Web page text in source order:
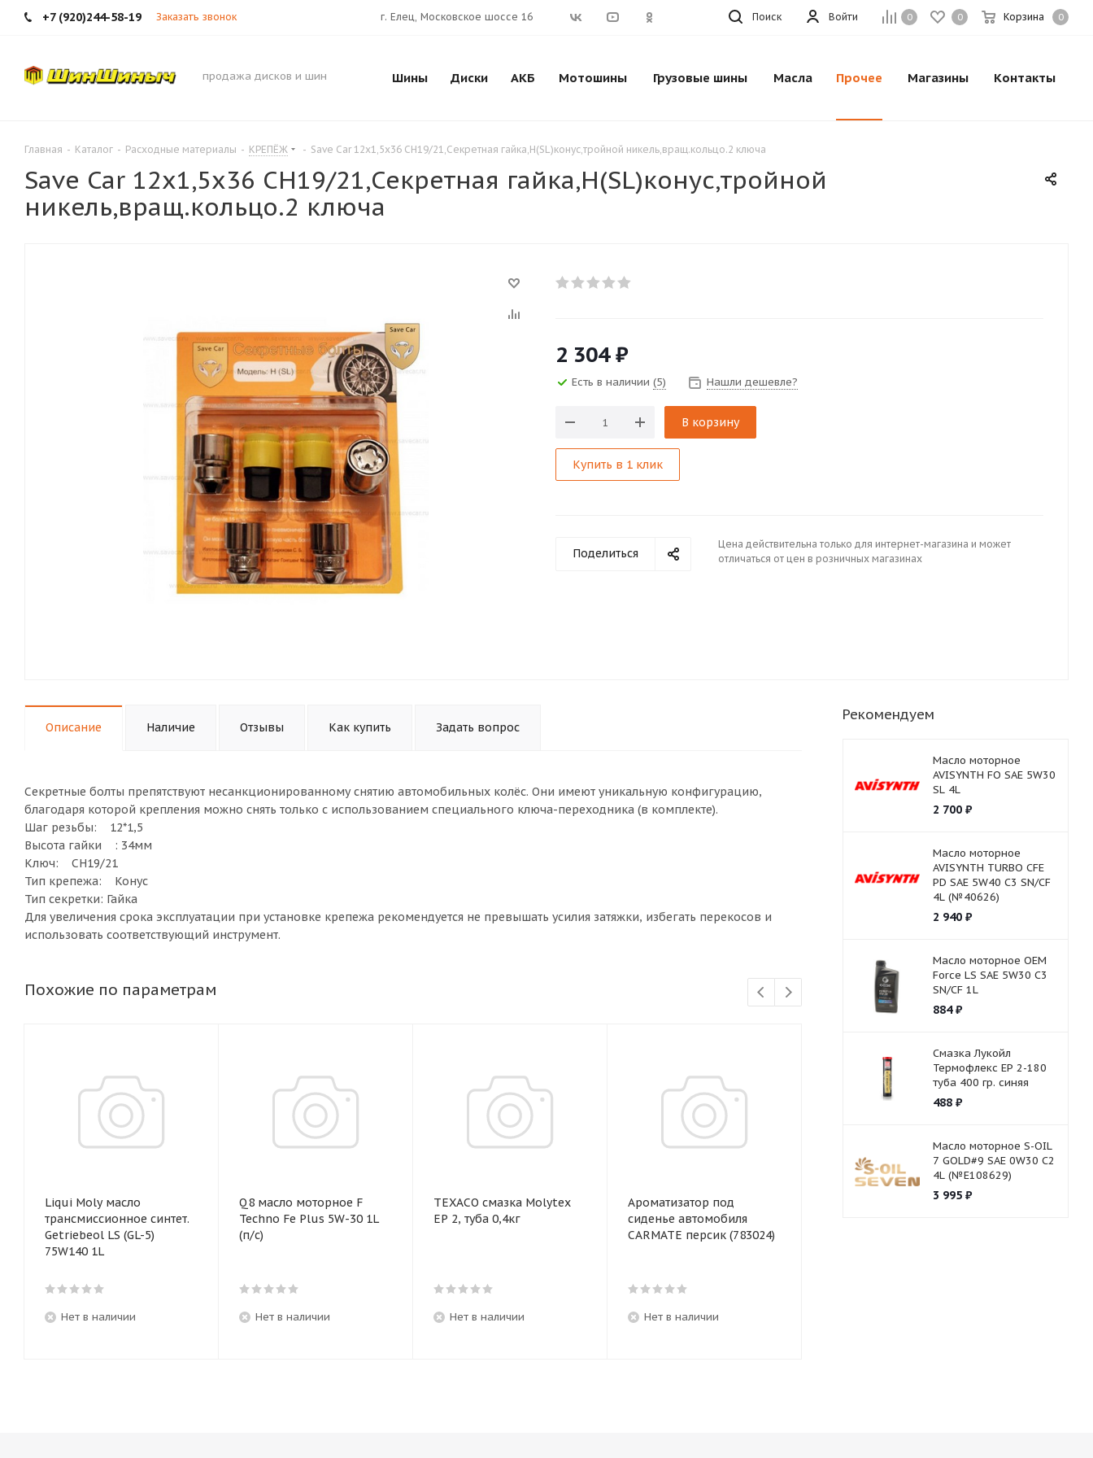
+7 (920)244-58-19 Заказать звонок 0 0 Корзина 0
Войти
г. Елец, Московское шоссе 16 Поиск
продажа дисков и шин Шины Диски АКБ Мотошины Грузовые шины Масла Прочее Магазины Контакты
Главная - Каталог - Расходные материалы - КРЕПЁЖ - Save Car 12x1,5х36 СН19/21,Секретная гайка,H(SL)конус,тройной никель,вращ.кольцо.2 ключа
Save Car 12x1,5х36 СН19/21,Секретная гайка,H(SL)конус,тройной
никель,вращ.кольцо.2 ключа
2 304₽
Есть в наличии (5) Нашли дешевле?
В корзину
Купить в 1 клик
Поделиться
Цена действительна только для интернет-магазина и может
отличаться от цен в розничных магазинах
Описание Наличие Отзывы Как купить Задать вопрос
Секретные болты препятствуют несанкционированному снятию автомобильных колёс. Они имеют уникальную конфигурацию,
благодаря которой крепления можно снять только с использованием специального ключа-переходника (в комплекте).
Шаг резьбы: 12*1,5
Высота гайки : 34мм
Ключ: CH19/21
Тип крепежа: Конус
Тип секретки: Гайка
Для увеличения срока эксплуатации при установке крепежа рекомендуется не превышать усилия затяжки, избегать перекосов и
использовать соответствующий инструмент.
Похожие по параметрам
Liqui Moly масло
трансмиссионное синтет.
Getriebeol LS (GL-5)
75W140 1L
Нет в наличии
Q8 масло моторное F
Techno Fe Plus 5W-30 1L
(п/с)
Нет в наличии
TEXACO смазка Molytex
EP 2, туба 0,4кг
Нет в наличии
Ароматизатор под
сиденье автомобиля
CARMATE персик (783024)
Нет в наличии
Рекомендуем
Масло моторное
AVISYNTH FO SAE 5W30
SL 4L
2 700₽
Масло моторное
AVISYNTH TURBO СFE
PD SAE 5W40 C3 SN/CF
4L (№40626)
2 940₽
Масло моторное OEM
Force LS SAE 5W30 C3
SN/CF 1L
884₽
Смазка Лукойл
Термофлекс ЕР 2-180
туба 400 гр. синяя
488₽
Масло моторное S-OIL
7 GOLD#9 SAE 0W30 C2
4L (№E108629)
3 995₽